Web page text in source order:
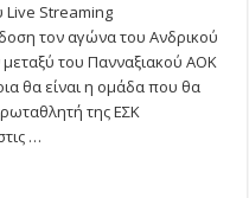
Live Streaming
τον αγώνα του Ανδρικού
του Πανναξιακού ΑΟΚ
θα είναι η ομάδα που θα
της ΕΣΚ
…